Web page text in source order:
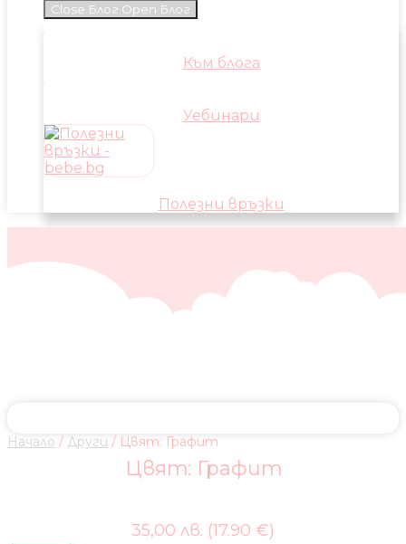
Close Блог Open Блог
Към блога
Уебинари
Полезни връзки
Начало / Други / Цвят: Графит
Цвят: Графит
35,00 лв. (17.90 €)